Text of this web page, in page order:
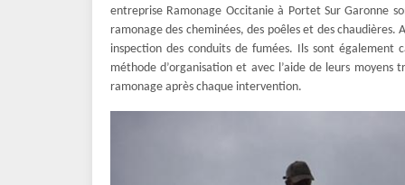
entreprise Ramonage Occitanie à Portet Sur Garonne
ramonage des cheminées, des poêles et des
inspection des conduits de fumées. Ils sont
méthode d’organisation et avec l’aide de leurs
ramonage après chaque intervention.